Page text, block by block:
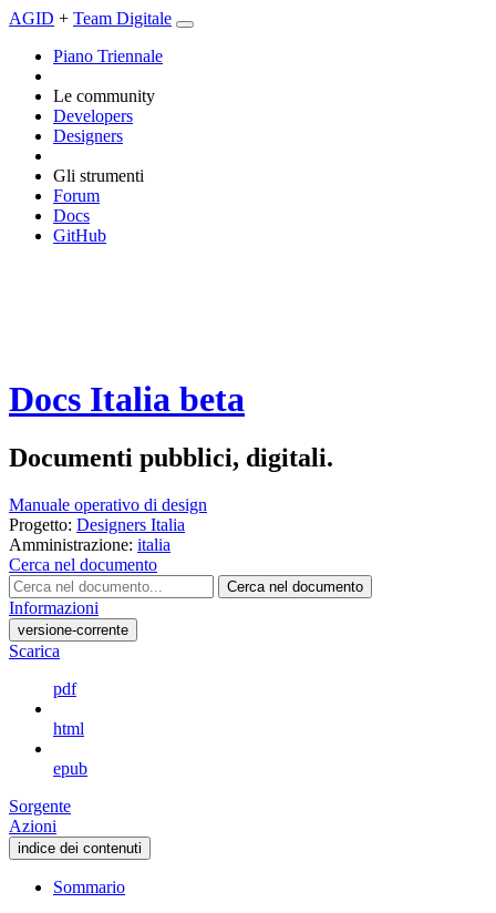
AGID + Team Digitale
Piano Triennale
Le community
Developers
Designers
Gli strumenti
Forum
Docs
GitHub
Docs Italia beta
Documenti pubblici, digitali.
Manuale operativo di design
Progetto: Designers Italia
Amministrazione: italia
Cerca nel documento
Cerca nel documento
Informazioni
versione-corrente
Scarica
pdf
html
epub
Sorgente
Azioni
indice dei contenuti
Sommario